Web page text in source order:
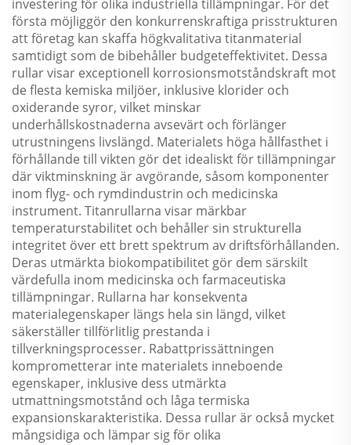
investering för olika industriella tillämpningar. För det
första möjliggör den konkurrenskraftiga prisstrukturen
att företag kan skaffa högkvalitativa titanmaterial
samtidigt som de bibehåller budgeteffektivitet. Dessa
rullar visar exceptionell korrosionsmotståndskraft mot
de flesta kemiska miljöer, inklusive klorider och
oxiderande syror, vilket minskar
underhållskostnaderna avsevärt och förlänger
utrustningens livslängd. Materialets höga hållfasthet i
förhållande till vikten gör det idealiskt för tillämpningar
där viktminskning är avgörande, såsom komponenter
inom flyg- och rymdindustrin och medicinska
instrument. Titanrullarna visar märkbar
temperaturstabilitet och behåller sin strukturella
integritet över ett brett spektrum av driftsförhållanden.
Deras utmärkta biokompatibilitet gör dem särskilt
värdefulla inom medicinska och farmaceutiska
tillämpningar. Rullarna har konsekventa
materialegenskaper längs hela sin längd, vilket
säkerställer tillförlitlig prestanda i
tillverkningsprocesser. Rabattprissättningen
komprometterar inte materialets inneboende
egenskaper, inklusive dess utmärkta
utmattningsmotstånd och låga termiska
expansionskarakteristika. Dessa rullar är också mycket
mångsidiga och lämpar sig för olika